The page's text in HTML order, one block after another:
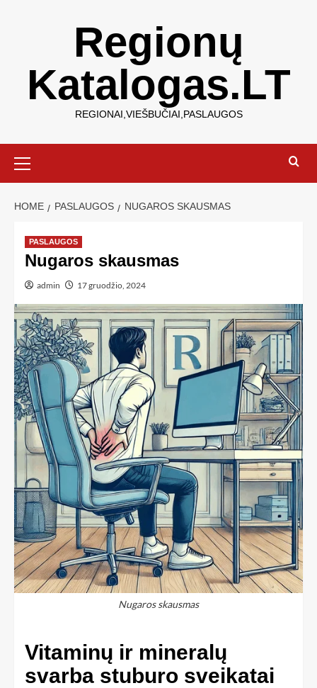
Regionų
Katalogas.LT
REGIONAI,VIEŠBUČIAI,PASLAUGOS
HOME PASLAUGOS NUGAROS SKAUSMAS
PASLAUGOS
Nugaros skausmas
admin 17 gruodžio, 2024
Nugaros skausmas
Vitaminų ir mineralų
svarba stuburo sveikatai